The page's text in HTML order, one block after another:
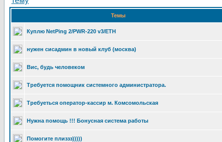
Темы
Куплю NetPing 2/PWR-220 v3/ETH
нужен сисадмин в новый клуб (москва)
Вис, будь человеком
Требуется помощник системного администратора.
Требуеться оператор-кассир м. Комсомольская
Нужна помощь !!! Бонусная система работы
Помогите плиззз)))))